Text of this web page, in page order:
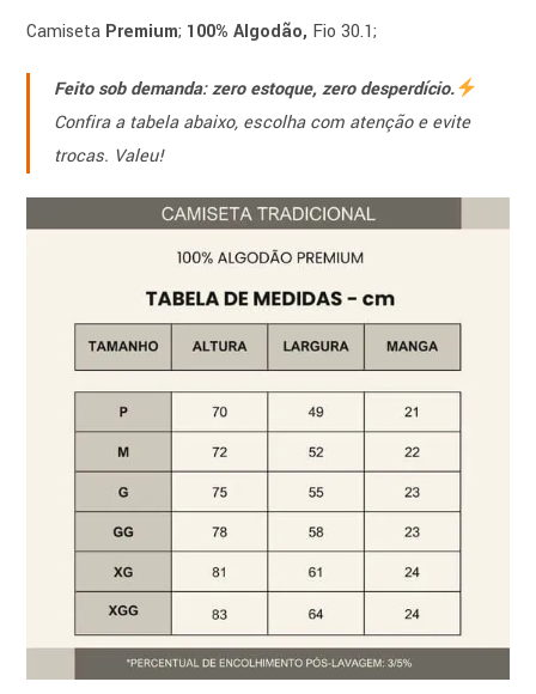
Camiseta Premium; 100% Algodão, Fio 30.1;
Feito sob demanda: zero estoque, zero desperdício.
Confira a tabela abaixo, escolha com atenção e evite
trocas. Valeu!